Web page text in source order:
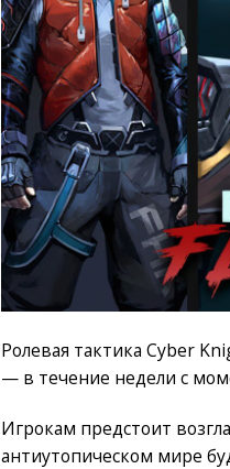
Ролевая тактика Cyber
— в течение недели с
Игрокам предстоит
антиутопическом мире